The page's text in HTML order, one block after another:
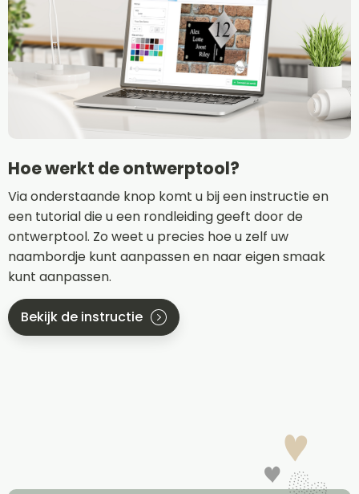
Hoe werkt de ontwerptool?
Via onderstaande knop komt u bij een instructie en
een tutorial die u een rondleiding geeft door de
ontwerptool. Zo weet u precies hoe u zelf uw
naambordje kunt aanpassen en naar eigen smaak
kunt aanpassen.
Bekijk de instructie